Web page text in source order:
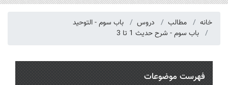
خانه مطالب دروس
باب سوم - التوحید
باب سوم - شرح حدیث 1 تا 3
فهرست موضوعات